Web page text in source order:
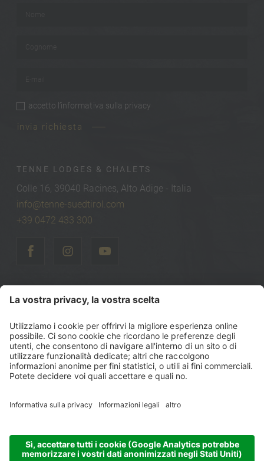
privacy
accetto l’informativa sulla privacy
invia richiesta
TENNE LODGES & CHALETS
Colle 16, 39040 Racines, Alto Adige - Italia
info@tenne-suedtirol.com
+39 0472 433 300
©2026 Tenne Lodges & Chalets
Sitemap
Note legali
Politica sulla privacy